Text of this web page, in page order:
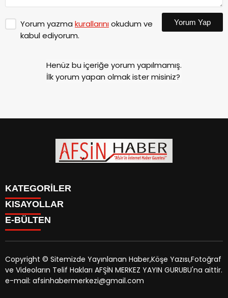
Yorum yazma kurallarınıokudum ve
kabul ediyorum.
Yorum Yap
Henüz bu içeriğe yorum yapılmamış.
İlk yorum yapan olmak ister misiniz?
KATEGORİLER
SİYASET
EĞİTİM
MAGAZİN
MANŞETLER
ÖZEL HABER
KISAYOLLAR
SİYASET
EĞİTİM
KÜLTÜR SANAT
MAGAZİN
MANŞETLER
E-BÜLTEN
afsinhaber.com e-bültenine abone olarak, tarafınıza haber,
duyuru ve kampanya içerikli e-postaların gönderilmesini
Copyright © Sitemizde Yayınlanan Haber,Köşe Yazısı,Fotoğraf
ve Videoların Telif Hakları AFŞİN MERKEZ YAYIN GURUBU'na aittir.
e-mail: afsinhabermerkezi@gmail.com